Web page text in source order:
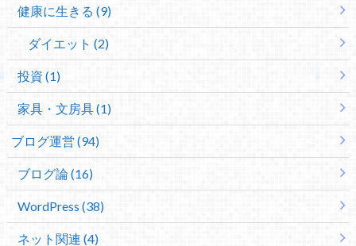
健康に生きる (9)
ダイエット (2)
投資 (1)
家具・文房具 (1)
ブログ運営 (94)
ブログ論 (16)
WordPress (38)
ネット関連 (4)